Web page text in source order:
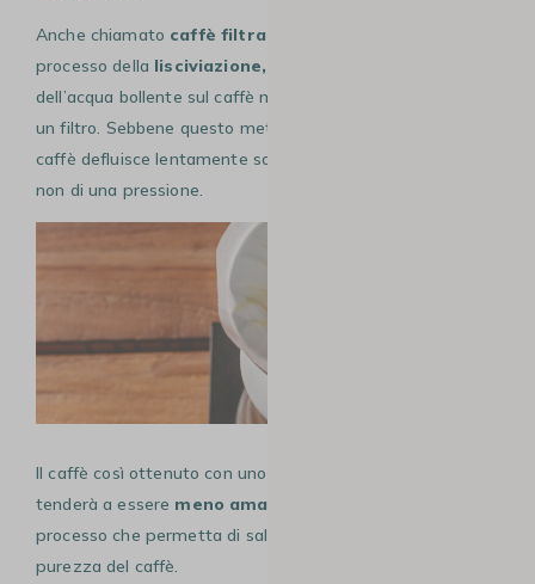
Anche chiamato caffè filtrato,
processo della lisciviazione,
dell’acqua bollente sul caffè macinato riposto all’interno di
un filtro. Sebbene questo metodo richieda più tempo, il
caffè defluisce lentamente sotto l’effetto della gravità e
non di una pressione.
Il caffè così ottenuto con uno dei metodi di slow coffee
tenderà a essere meno amaro:
processo che permetta di salvaguardare al meglio la
purezza del caffè.